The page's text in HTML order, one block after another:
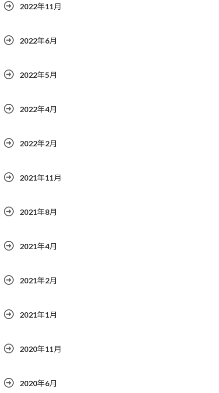
2022年11月
2022年6月
2022年5月
2022年4月
2022年2月
2021年11月
2021年8月
2021年4月
2021年2月
2021年1月
2020年11月
2020年6月